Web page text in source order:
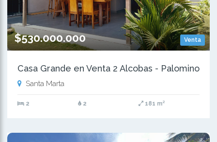
Venta
$530.000.000
Casa Grande en Venta 2 Alcobas - Palomino
Santa Marta
2 2 181 m²